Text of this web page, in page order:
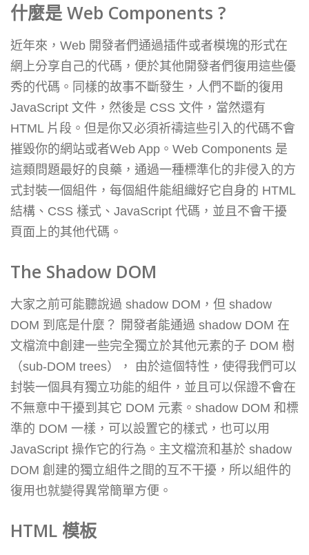
什麼是 Web Components ?
近年來，Web 開發者們通過插件或者模塊的形式在
網上分享自己的代碼，便於其他開發者們復用這些優
秀的代碼。同樣的故事不斷發生，人們不斷的復用
JavaScript 文件，然後是 CSS 文件，當然還有
HTML 片段。但是你又必須祈禱這些引入的代碼不會
摧毀你的網站或者Web App。Web Components 是
這類問題最好的良藥，通過一種標準化的非侵入的方
式封裝一個組件，每個組件能組織好它自身的 HTML
結構、CSS 樣式、JavaScript 代碼，並且不會干擾
頁面上的其他代碼。
The Shadow DOM
大家之前可能聽說過 shadow DOM，但 shadow
DOM 到底是什麼？ 開發者能通過 shadow DOM 在
文檔流中創建一些完全獨立於其他元素的子 DOM 樹
（sub-DOM trees）， 由於這個特性，使得我們可以
封裝一個具有獨立功能的組件，並且可以保證不會在
不無意中干擾到其它 DOM 元素。shadow DOM 和標
準的 DOM 一樣，可以設置它的樣式，也可以用
JavaScript 操作它的行為。主文檔流和基於 shadow
DOM 創建的獨立組件之間的互不干擾，所以組件的
復用也就變得異常簡單方便。
HTML 模板